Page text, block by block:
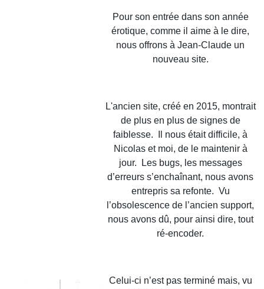
Pour son entrée dans son année
érotique, comme il aime à le dire,
nous offrons à Jean-Claude un
nouveau site.
L'ancien site, créé en 2015, montrait
de plus en plus de signes de
faiblesse. Il nous était difficile, à
Nicolas et moi, de le maintenir à
jour. Les bugs, les messages
d’erreurs s’enchaînant, nous avons
entrepris sa refonte. Vu
l’obsolescence de l’ancien support,
nous avons dû, pour ainsi dire, tout
ré-encoder.
Celui-ci n’est pas terminé mais, vu